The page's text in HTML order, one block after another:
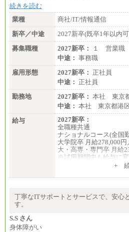
続きを読む
業種
商社/IT/情報通信
新卒／中途
2027新卒(既卒1年以内
募集職種
2027新卒：
１ 営業
中途： 事務職
雇用形態
2027新卒： 正社員
中途： 正社員
勤務地
2027新卒： 本社 東京
中途： 本社 東京都港
給与
2027新卒：
全職種共通
ナショナルコース(全国
大学院卒 月給278,000
大・高専・専門卒 月給
※試用期間中も給与に変
大学院卒 月給264,000
※試用期間中も給与に
中途：
+ 続
丁寧なITサポートとサービスで、安心
す。
S.S さん
身体障がい